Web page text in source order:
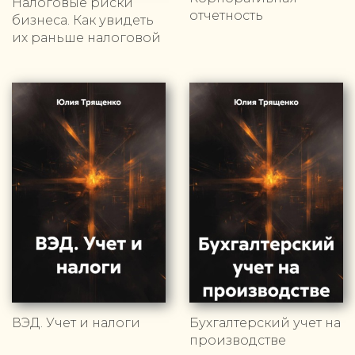
бизнеса. Как увидеть
их раньше налоговой
отчетность
ВЭД. Учет и налоги
Бухгалтерский учет на
производстве